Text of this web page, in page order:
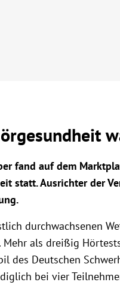
fand auf dem
statt. Ausrichter der
durchwachsenen
als dreißig
des Deutschen
bei vier